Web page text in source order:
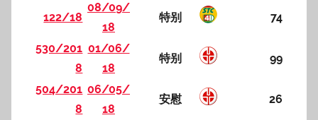
122/18
08/09/
18
特别 74
530/201
8
01/06/
18
特别 99
504/201
8
06/05/
18
安慰 26